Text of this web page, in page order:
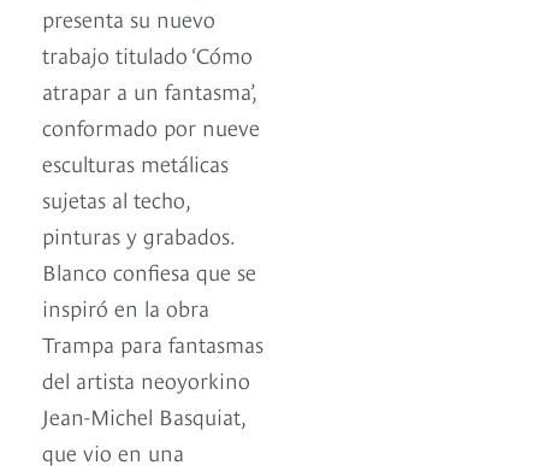
presenta su nuevo
trabajo titulado ‘Cómo
atrapar a un fantasma’,
conformado por nueve
esculturas metálicas
sujetas al techo,
pinturas y grabados.
Blanco confiesa que se
inspiró en la obra
Trampa para fantasmas
del artista neoyorkino
Jean-Michel Basquiat,
que vio en una